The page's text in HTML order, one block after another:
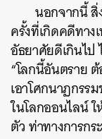
นอกจากนี้
ครั้งที่เกิดคดีทาง
อัธยาศัยดีเกินไป
“โลกนี้อันตราย
เอาโศกนาฏกร
ในโลกออนไลน์
ตัว ท่าทางการก